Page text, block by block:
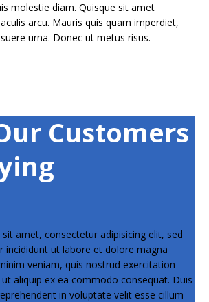
diam. Quisque sit amet
arcu. Mauris quis quam imperdiet,
laoreet nisi non, posuere urna. Donec ut metus risus.
Customers
amet, consectetur adipisicing elit, sed
veniam, quis nostrud exercitation
in voluptate velit esse cillum